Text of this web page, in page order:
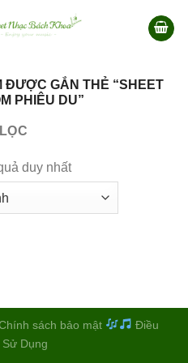
ĐƯỢC GẮN THẺ “SHEET
PHIÊU DU”
LỌC
duy nhất
sách bảo mật
Điều
Sử Dụng